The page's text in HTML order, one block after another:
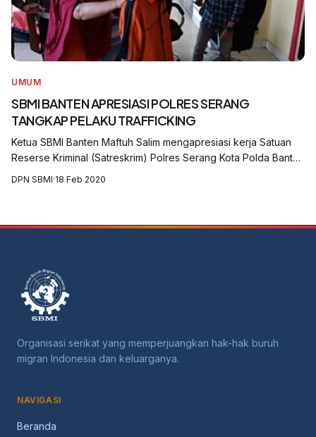
UMUM
SBMI BANTEN APRESIASI POLRES SERANG
TANGKAP PELAKU TRAFFICKING
Ketua SBMI Banten Maftuh Salim mengapresiasi kerja Satuan
Reserse Kriminal (Satreskrim) Polres Serang Kota Polda Banten
DPN SBMI·18 Feb 2020
Organisasi serikat yang memperjuangkan hak-hak buruh
migran Indonesia dan keluarganya.
NAVIGASI
Beranda